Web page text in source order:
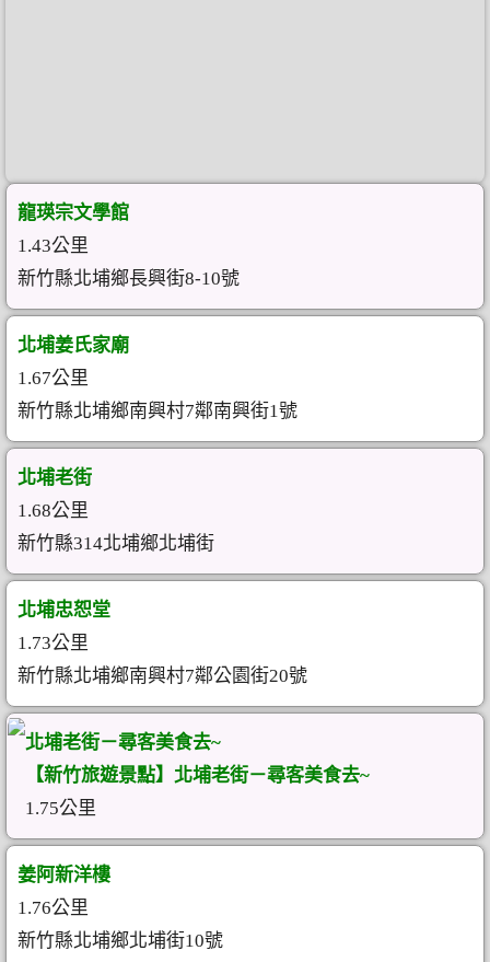
龍瑛宗文學館
1.43公里
新竹縣北埔鄉長興街8-10號
北埔姜氏家廟
1.67公里
新竹縣北埔鄉南興村7鄰南興街1號
北埔老街
1.68公里
新竹縣314北埔鄉北埔街
北埔忠恕堂
1.73公里
新竹縣北埔鄉南興村7鄰公園街20號
北埔老街－尋客美食去~
【新竹旅遊景點】北埔老街－尋客美食去~
1.75公里
姜阿新洋樓
1.76公里
新竹縣北埔鄉北埔街10號